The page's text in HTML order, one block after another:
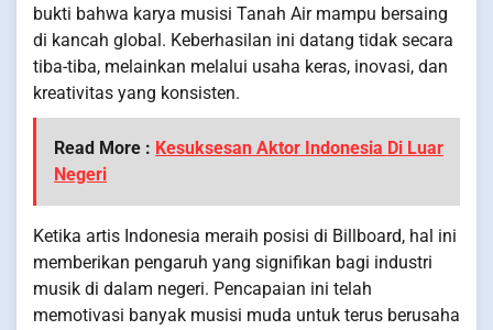
bukti bahwa karya musisi Tanah Air mampu bersaing
di kancah global. Keberhasilan ini datang tidak secara
tiba-tiba, melainkan melalui usaha keras, inovasi, dan
kreativitas yang konsisten.
Read More : Kesuksesan Aktor Indonesia Di Luar
Negeri
Ketika artis Indonesia meraih posisi di Billboard, hal ini
memberikan pengaruh yang signifikan bagi industri
musik di dalam negeri. Pencapaian ini telah
memotivasi banyak musisi muda untuk terus berusaha